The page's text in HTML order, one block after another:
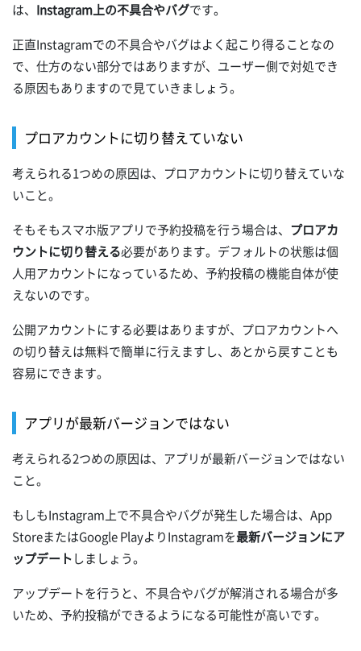
は、 Instagram上の不具合やバグです。
正直Instagramでの不具合やバグはよく起こり得ることなの
で、仕方のない部分ではありますが、ユーザー側で対処でき
る原因もありますので見ていきましょう。
プロアカウントに切り替えていない
考えられる1つめの原因は、プロアカウントに切り替えていな
いこと。
そもそもスマホ版アプリで予約投稿を行う場合は、 プロアカ
ウントに切り替える必要があります。デフォルトの状態は個
人用アカウントになっているため、予約投稿の機能自体が使
えないのです。
公開アカウントにする必要はありますが、プロアカウントへ
の切り替えは無料で簡単に行えますし、あとから戻すことも
容易にできます。
アプリが最新バージョンではない
考えられる2つめの原因は、アプリが最新バージョンではない
こと。
もしもInstagram上で不具合やバグが発生した場合は、App
StoreまたはGoogle PlayよりInstagramを最新バージョンにア
ップデートしましょう。
アップデートを行うと、不具合やバグが解消される場合が多
いため、予約投稿ができるようになる可能性が高いです。